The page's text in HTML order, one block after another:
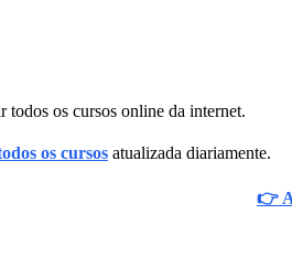
todos os cursos online da internet.
os cursos atualizada diariamente.
👉